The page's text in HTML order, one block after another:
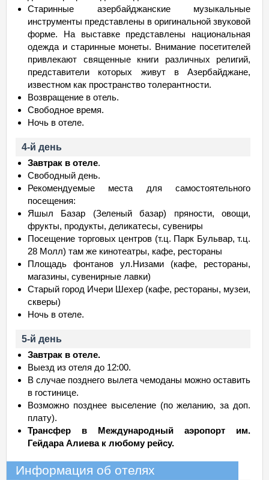
Старинные азербайджанские музыкальные
инструменты представлены в оригинальной звуковой
форме. На выставке представлены национальная
одежда и старинные монеты. Внимание посетителей
привлекают священные книги различных религий,
представители которых живут в Азербайджане,
известном как пространство толерантности.
Возвращение в отель.
Свободное время.
Ночь в отеле.
4-й день
Завтрак в отеле.
Свободный день.
Рекомендуемые места для самостоятельного
посещения:
Яшыл Базар (Зеленый базар) пряности, овощи,
фрукты, продукты, деликатесы, сувениры
Посещение торговых центров (т.ц. Парк Бульвар, т.ц.
28 Молл) там же кинотеатры, кафе, рестораны
Площадь фонтанов ул.Низами (кафе, рестораны,
магазины, сувенирные лавки)
Старый город Ичери Шехер (кафе, рестораны, музеи,
скверы)
Ночь в отеле.
5-й день
Завтрак в отеле.
Выезд из отеля до 12:00.
В случае позднего вылета чемоданы можно оставить
в гостинице.
Возможно позднее выселение (по желанию, за доп.
плату).
Трансфер в Международный аэропорт им.
Гейдара Алиева к любому рейсу.
Информация об отелях